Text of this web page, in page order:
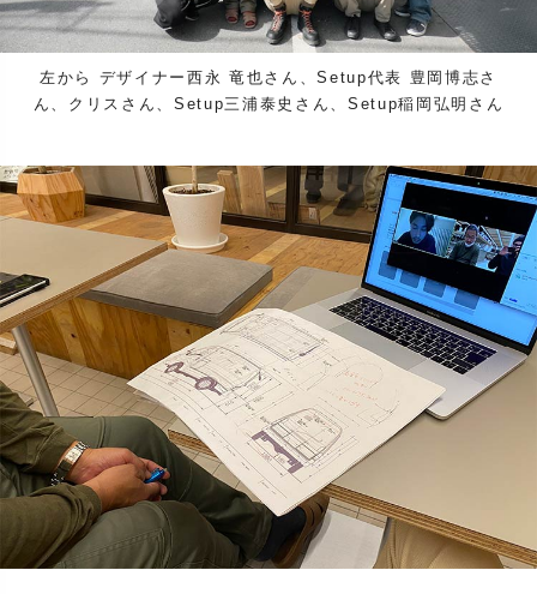
左から デザイナー西永 竜也さん、Setup代表 豊岡博志さ
ん、クリスさん、Setup三浦泰史さん、Setup稲岡弘明さん